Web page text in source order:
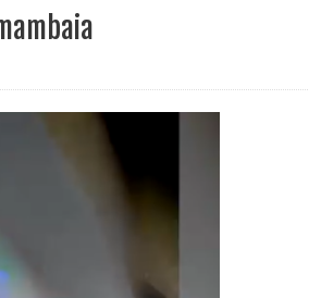
pelo GDF
de emprego nesta quinta-feira
e exige atenção de motoristas de
entra em mês decisivo com 72% da